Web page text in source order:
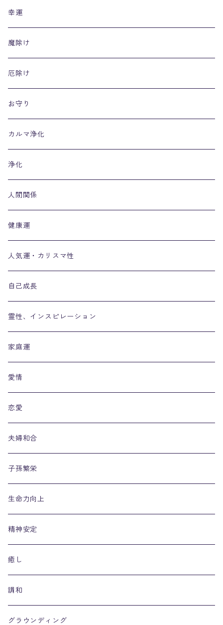
幸運
魔除け
厄除け
お守り
カルマ浄化
浄化
人間関係
健康運
人気運・カリスマ性
自己成長
霊性、インスピレーション
家庭運
愛情
恋愛
夫婦和合
子孫繁栄
生命力向上
精神安定
癒し
調和
グラウンディング